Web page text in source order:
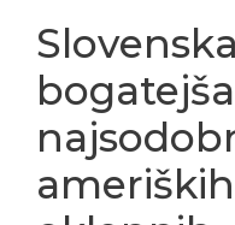
oklepnih